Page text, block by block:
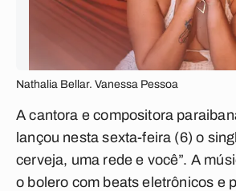
Nathalia Bellar. Vanessa Pessoa
A cantora e compositora
lançou nesta sexta-feira (6) o
cerveja, uma rede e você”. A
o bolero com beats eletrônicos e